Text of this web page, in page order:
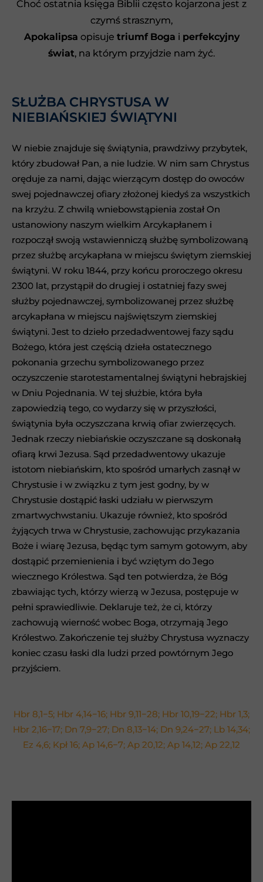
Choć ostatnia księga Biblii często kojarzona jest z
czymś strasznym,
Apokalipsa opisuje triumf Boga i perfekcyjny
świat, na którym przyjdzie nam żyć.
SŁUŻBA CHRYSTUSA W
NIEBIAŃSKIEJ ŚWIĄTYNI
W niebie znajduje się świątynia, prawdziwy przybytek,
który zbudował Pan, a nie ludzie. W nim sam Chrystus
oręduje za nami, dając wierzącym dostęp do owoców
swej pojednawczej ofiary złożonej kiedyś za wszystkich
na krzyżu. Z chwilą wniebowstąpienia został On
ustanowiony naszym wielkim Arcykapłanem i
rozpoczął swoją wstawienniczą służbę symbolizowaną
przez służbę arcykapłana w miejscu świętym ziemskiej
świątyni. W roku 1844, przy końcu proroczego okresu
2300 lat, przystąpił do drugiej i ostatniej fazy swej
służby pojednawczej, symbolizowanej przez służbę
arcykapłana w miejscu najświętszym ziemskiej
świątyni. Jest to dzieło przedadwentowej fazy sądu
Bożego, która jest częścią dzieła ostatecznego
pokonania grzechu symbolizowanego przez
oczyszczenie starotestamentalnej świątyni hebrajskiej
w Dniu Pojednania. W tej służbie, która była
zapowiedzią tego, co wydarzy się w przyszłości,
świątynia była oczyszczana krwią ofiar zwierzęcych.
Jednak rzeczy niebiańskie oczyszczane są doskonałą
ofiarą krwi Jezusa. Sąd przedadwentowy ukazuje
istotom niebiańskim, kto spośród umarłych zasnął w
Chrystusie i w związku z tym jest godny, by w
Chrystusie dostąpić łaski udziału w pierwszym
zmartwychwstaniu. Ukazuje również, kto spośród
żyjących trwa w Chrystusie, zachowując przykazania
Boże i wiarę Jezusa, będąc tym samym gotowym, aby
dostąpić przemienienia i być wziętym do Jego
wiecznego Królestwa. Sąd ten potwierdza, że Bóg
zbawiając tych, którzy wierzą w Jezusa, postępuje w
pełni sprawiedliwie. Deklaruje też, że ci, którzy
zachowują wierność wobec Boga, otrzymają Jego
Królestwo. Zakończenie tej służby Chrystusa wyznaczy
koniec czasu łaski dla ludzi przed powtórnym Jego
przyjściem.
Hbr 8,1−5; Hbr 4,14−16; Hbr 9,11−28; Hbr 10,19−22; Hbr 1,3;
Hbr 2,16−17; Dn 7,9−27; Dn 8,13−14; Dn 9,24−27; Lb 14,34;
Ez 4,6; Kpł 16; Ap 14,6−7; Ap 20,12; Ap 14,12; Ap 22,12
Choć ostatnia księga Biblii często kojarzona jest z
czymś strasznym,
Apokalipsa opisuje triumf Boga i perfekcyjny
świat, na którym przyjdzie nam żyć.
SŁUŻBA CHRYSTUSA W
NIEBIAŃSKIEJ ŚWIĄTYNI
W niebie znajduje się świątynia, prawdziwy przybytek,
który zbudował Pan, a nie ludzie. W nim sam Chrystus
oręduje za nami, dając wierzącym dostęp do owoców
swej pojednawczej ofiary złożonej kiedyś za wszystkich
na krzyżu. Z chwilą wniebowstąpienia został On
ustanowiony naszym wielkim Arcykapłanem i
rozpoczął swoją wstawienniczą służbę symbolizowaną
przez służbę arcykapłana w miejscu świętym ziemskiej
świątyni. W roku 1844, przy końcu proroczego okresu
2300 lat, przystąpił do drugiej i ostatniej fazy swej
służby pojednawczej, symbolizowanej przez służbę
arcykapłana w miejscu najświętszym ziemskiej
świątyni. Jest to dzieło przedadwentowej fazy sądu
Bożego, która jest częścią dzieła ostatecznego
pokonania grzechu symbolizowanego przez
oczyszczenie starotestamentalnej świątyni hebrajskiej
w Dniu Pojednania. W tej służbie, która była
zapowiedzią tego, co wydarzy się w przyszłości,
świątynia była oczyszczana krwią ofiar zwierzęcych.
Jednak rzeczy niebiańskie oczyszczane są doskonałą
ofiarą krwi Jezusa. Sąd przedadwentowy ukazuje
istotom niebiańskim, kto spośród umarłych zasnął w
Chrystusie i w związku z tym jest godny, by w
Chrystusie dostąpić łaski udziału w pierwszym
zmartwychwstaniu. Ukazuje również, kto spośród
żyjących trwa w Chrystusie, zachowując przykazania
Boże i wiarę Jezusa, będąc tym samym gotowym, aby
dostąpić przemienienia i być wziętym do Jego
wiecznego Królestwa. Sąd ten potwierdza, że Bóg
zbawiając tych, którzy wierzą w Jezusa, postępuje w
pełni sprawiedliwie. Deklaruje też, że ci, którzy
zachowują wierność wobec Boga, otrzymają Jego
Królestwo. Zakończenie tej służby Chrystusa wyznaczy
koniec czasu łaski dla ludzi przed powtórnym Jego
przyjściem.
Hbr 8,1−5; Hbr 4,14−16; Hbr 9,11−28; Hbr 10,19−22; Hbr 1,3;
Hbr 2,16−17; Dn 7,9−27; Dn 8,13−14; Dn 9,24−27; Lb 14,34;
Ez 4,6; Kpł 16; Ap 14,6−7; Ap 20,12; Ap 14,12; Ap 22,12